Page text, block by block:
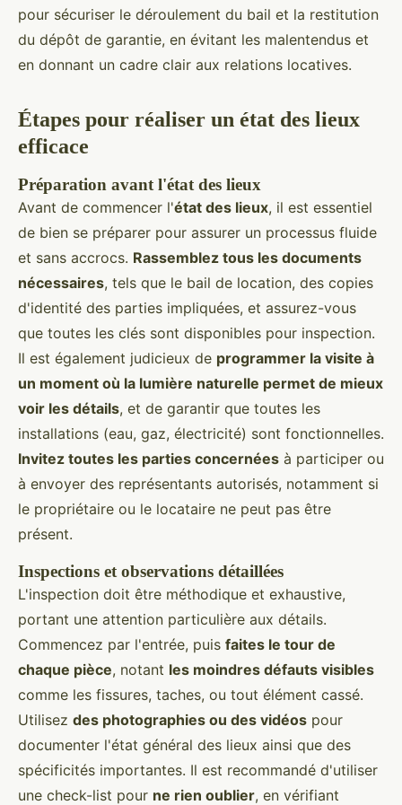
pour sécuriser le déroulement du bail et la restitution
du dépôt de garantie, en évitant les malentendus et
en donnant un cadre clair aux relations locatives.
Étapes pour réaliser un état des lieux
efficace
Préparation avant l'état des lieux
Avant de commencer l'état des lieux, il est essentiel
de bien se préparer pour assurer un processus fluide
et sans accrocs. Rassemblez tous les documents
nécessaires, tels que le bail de location, des copies
d'identité des parties impliquées, et assurez-vous
que toutes les clés sont disponibles pour inspection.
Il est également judicieux de programmer la visite à
un moment où la lumière naturelle permet de mieux
voir les détails, et de garantir que toutes les
installations (eau, gaz, électricité) sont fonctionnelles.
Invitez toutes les parties concernées à participer ou
à envoyer des représentants autorisés, notamment si
le propriétaire ou le locataire ne peut pas être
présent.
Inspections et observations détaillées
L'inspection doit être méthodique et exhaustive,
portant une attention particulière aux détails.
Commencez par l'entrée, puis faites le tour de
chaque pièce, notant les moindres défauts visibles
comme les fissures, taches, ou tout élément cassé.
Utilisez des photographies ou des vidéos pour
documenter l'état général des lieux ainsi que des
spécificités importantes. Il est recommandé d'utiliser
une check-list pour ne rien oublier, en vérifiant